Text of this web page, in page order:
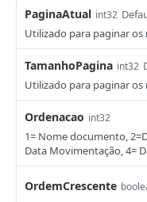
/v2/
/v2/
/v1/
/v1/
/v3/auth/login
/v1/auth/
/v1/verification-
/v1/verification-
/v2/auth/login
Companies
/api/companies/list
Users
/api/users/register
/api/users/profile
/api/users/forgot-
​/api​/users​/status
​/api​/users​/change-
API
API de assinaturas
Assinaturas
/v2/assinaturas
Contratos
PaginaAtual int32
Utilizado para paginar os
TamanhoPagina int32
Utilizado para paginar os
Ordenacao int32
1= Nome documento,
Data Movimentação, 4=
OrdemCrescente